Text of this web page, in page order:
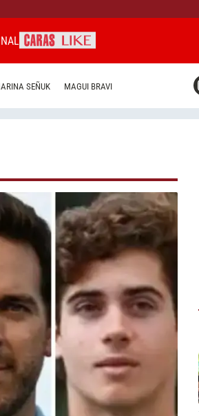
SEÑUK MAGUI BRAVI